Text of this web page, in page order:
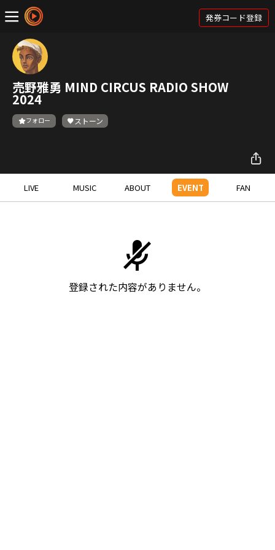
発券コード登録
売野雅勇 MIND CIRCUS RADIO SHOW
2024
フォロー ストーン
LIVE MUSIC ABOUT EVENT FAN
登録された内容がありません。